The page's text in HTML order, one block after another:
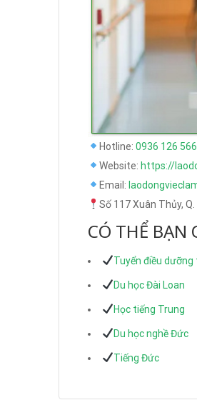
Hotline: 0936 126 566
Website: https://
Email:
Số 117 Xuân Thủy, Q.
CÓ THỂ BẠN
Tuyển điều dưỡng
Du học Đài Loan
Học tiếng Trung
Du học nghề Đức
Tiếng Đức